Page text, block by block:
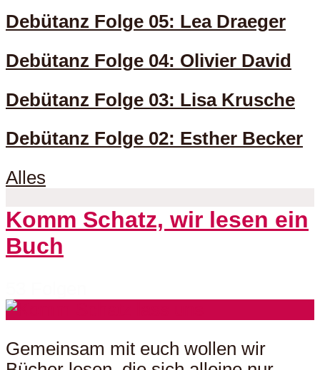
Debütanz Folge 05: Lea Draeger
Debütanz Folge 04: Olivier David
Debütanz Folge 03: Lisa Krusche
Debütanz Folge 02: Esther Becker
Alles
Komm Schatz, wir lesen ein
Buch
Gemeinsam mit euch wollen wir